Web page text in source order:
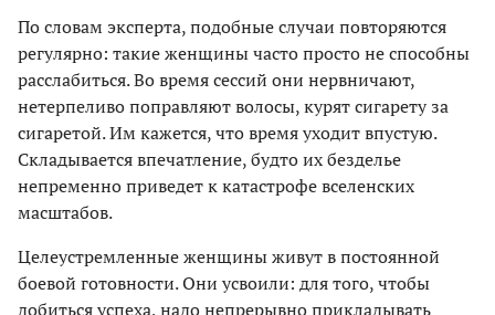
По словам эксперта, подобные случаи повторяются
регулярно: такие женщины часто просто не способны
расслабиться. Во время сессий они нервничают,
нетерпеливо поправляют волосы, курят сигарету за
сигаретой. Им кажется, что время уходит впустую.
Складывается впечатление, будто их безделье
непременно приведет к катастрофе вселенских
масштабов.
Целеустремленные женщины живут в постоянной
боевой готовности. Они усвоили: для того, чтобы
добиться успеха, надо непрерывно прикладывать